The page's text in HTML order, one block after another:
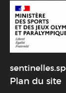
Plan du site